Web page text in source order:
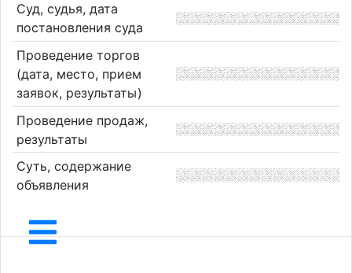
Суд, судья, дата
постановления суда
Проведение торгов
(дата, место, прием
заявок, результаты)
Проведение продаж,
результаты
Суть, содержание
объявления